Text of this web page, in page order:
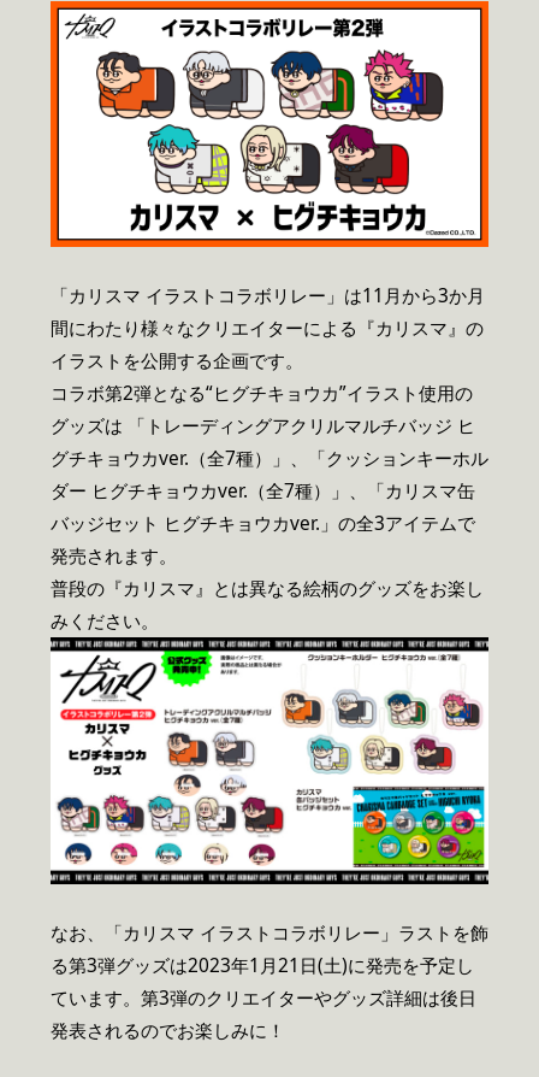
「カリスマ イラストコラボリレー」は11月から3か月
間にわたり様々なクリエイターによる『カリスマ』の
イラストを公開する企画です。
コラボ第2弾となる“ヒグチキョウカ”イラスト使用の
グッズは 「トレーディングアクリルマルチバッジ ヒ
グチキョウカver.（全7種）」、「クッションキーホル
ダー ヒグチキョウカver.（全7種）」、「カリスマ缶
バッジセット ヒグチキョウカver.」の全3アイテムで
発売されます。
普段の『カリスマ』とは異なる絵柄のグッズをお楽し
みください。
なお、「カリスマ イラストコラボリレー」ラストを飾
る第3弾グッズは2023年1月21日(土)に発売を予定し
ています。第3弾のクリエイターやグッズ詳細は後日
発表されるのでお楽しみに！